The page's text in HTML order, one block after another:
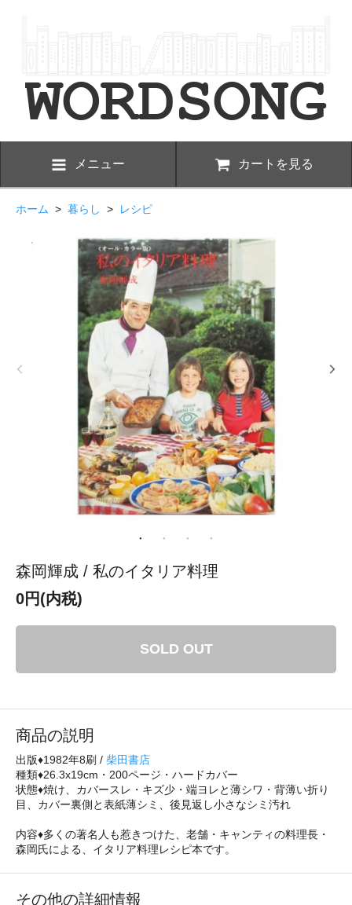
メニュー カートを見る
ホーム > 暮らし > レシピ
森岡輝成 / 私のイタリア料理
0円(内税)
SOLD OUT
商品の説明
出版♦1982年8刷 / 柴田書店
種類♦26.3x19cm・200ページ・ハードカバー
状態♦焼け、カバースレ・キズ少・端ヨレと薄シワ・背薄い折り
目、カバー裏側と表紙薄シミ、後見返し小さなシミ汚れ
内容♦多くの著名人も惹きつけた、老舗・キャンティの料理長・
森岡氏による、イタリア料理レシピ本です。
その他の詳細情報